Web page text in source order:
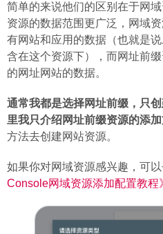
简单的来说他们的区别在于网
资源的数据范围更广泛，网域
有网站和应用的数据（也就是
含在这个资源下），而网址前
的网址网站的数据。
通常我都是选择网址前缀，只
里我只介绍网址前缀资源的添加
方法去创建网站资源。
如果你对网域资源感兴趣，可
Console网域资源添加配置教程